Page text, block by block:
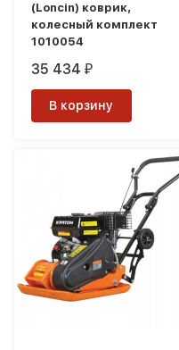
(Loncin) коврик,
колесный комплект
1010054
35 434₽
В корзину